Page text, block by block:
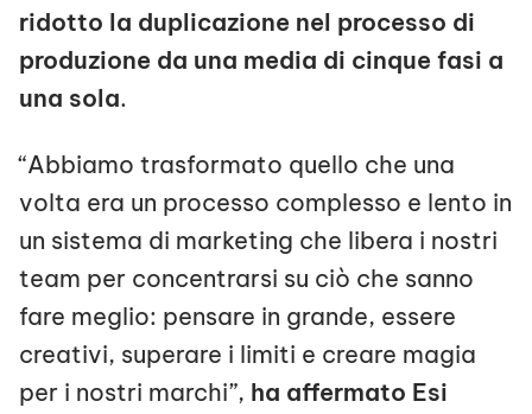
ridotto la duplicazione nel processo di
produzione da una media di cinque fasi a
una sola.
“Abbiamo trasformato quello che una
volta era un processo complesso e lento in
un sistema di marketing che libera i nostri
team per concentrarsi su ciò che sanno
fare meglio: pensare in grande, essere
creativi, superare i limiti e creare magia
per i nostri marchi”, ha affermato Esi